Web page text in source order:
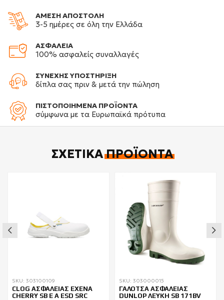
ΑΜΕΣΗ ΑΠΟΣΤΟΛΗ
3-5 ημέρες σε όλη την Ελλάδα
ΑΣΦΑΛΕΙΑ
100% ασφαλείς συναλλαγές
ΣΥΝΕΧΗΣ ΥΠΟΣΤΗΡΙΞΗ
δίπλα σας πριν & μετά την πώληση
ΠΙΣΤΟΠΟΙΗΜΕΝΑ ΠΡΟΪΟΝΤΑ
σύμφωνα με τα Ευρωπαϊκά πρότυπα
ΣΧΕΤΙΚΆΠΡΟΪΌΝΤΑ
SKU: 303100109
CLOG ΑΣΦΑΛΕΙΑΣ EXENA
CHERRY SB E A ESD SRC
SKU: 303000015
ΓΑΛΟΤΣΑ ΑΣΦΑΛΕΙΑΣ
DUNLOP ΛΕΥΚΗ SB 171BV